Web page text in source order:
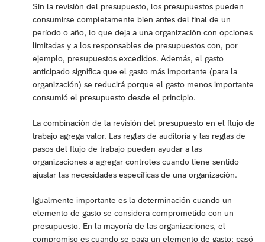
Sin la revisión del presupuesto, los presupuestos pueden
consumirse completamente bien antes del final de un
período o año, lo que deja a una organización con opciones
limitadas y a los responsables de presupuestos con, por
ejemplo, presupuestos excedidos. Además, el gasto
anticipado significa que el gasto más importante (para la
organización) se reducirá porque el gasto menos importante
consumió el presupuesto desde el principio.
La combinación de la revisión del presupuesto en el flujo de
trabajo agrega valor. Las reglas de auditoría y las reglas de
pasos del flujo de trabajo pueden ayudar a las
organizaciones a agregar controles cuando tiene sentido
ajustar las necesidades específicas de una organización.
Igualmente importante es la determinación cuando un
elemento de gasto se considera comprometido con un
presupuesto. En la mayoría de las organizaciones, el
compromiso es cuando se paga un elemento de gasto; pasó